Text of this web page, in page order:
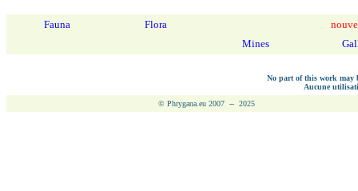
Fauna Flora
Mines
No part of this work may
Aucune
© Phrygana.eu 2007 -- 2025